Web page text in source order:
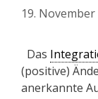
19. November
Das
(positive)
anerkannte